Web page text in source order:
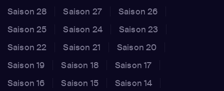
Saison 28
Saison 27
Saison 26
Saison 25
Saison 24
Saison 23
Saison 22
Saison 21
Saison 20
Saison 19
Saison 18
Saison 17
Saison 16
Saison 15
Saison 14